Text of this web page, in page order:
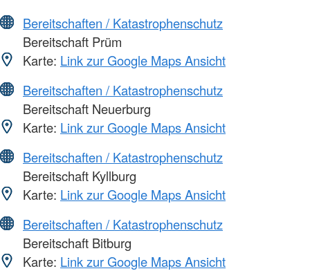
Bereitschaften / Katastrophenschutz
Bereitschaft Prüm
Karte: Link zur Google Maps Ansicht
Bereitschaften / Katastrophenschutz
Bereitschaft Neuerburg
Karte: Link zur Google Maps Ansicht
Bereitschaften / Katastrophenschutz
Bereitschaft Kyllburg
Karte: Link zur Google Maps Ansicht
Bereitschaften / Katastrophenschutz
Bereitschaft Bitburg
Karte: Link zur Google Maps Ansicht